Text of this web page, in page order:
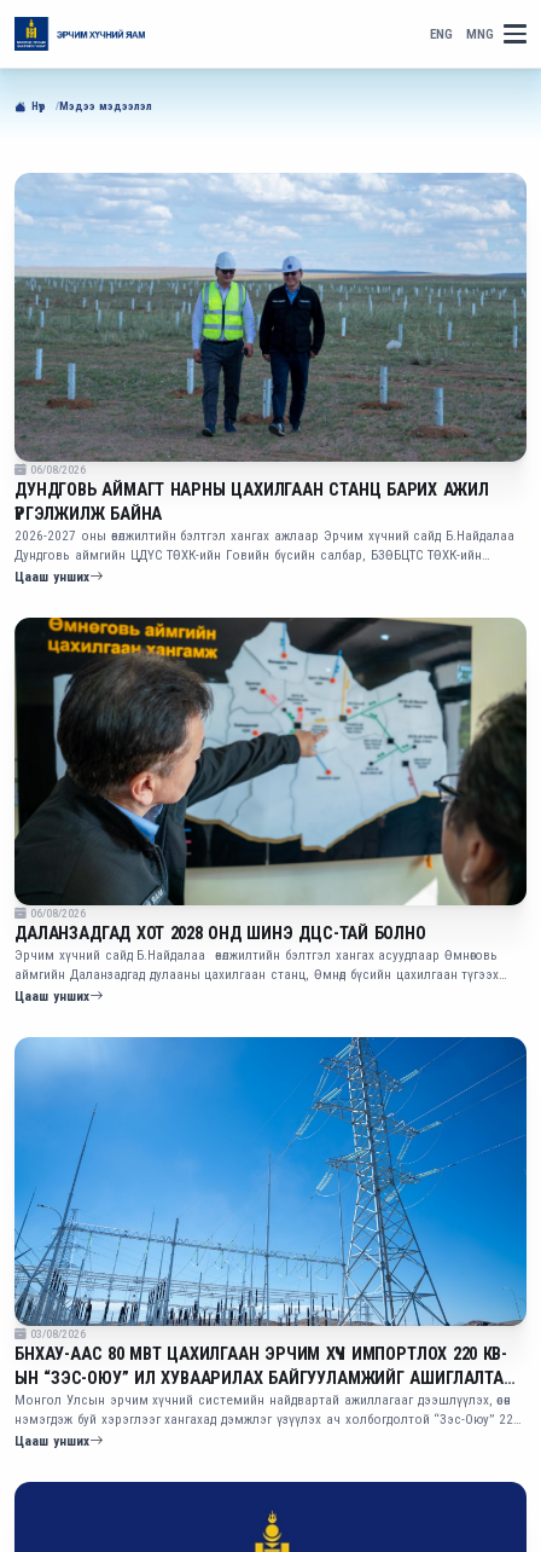
ENG MNG
Нүүр Мэдээ мэдээлэл
06/08/2026
ДУНДГОВЬ АЙМАГТ НАРНЫ ЦАХИЛГААН СТАНЦ БАРИХ АЖИЛ
ҮРГЭЛЖИЛЖ БАЙНА
2026-2027 оны өвөлжилтийн бэлтгэл хангах ажлаар Эрчим хүчний сайд Б.Найдалаа
Дундговь аймгийн ЦДҮС ТӨХК-ийн Говийн бүсийн салбар, БЗӨБЦТС ТӨХК-ийн
Дундговь салбарт ажиллалаа.
Цааш унших
06/08/2026
ДАЛАНЗАДГАД ХОТ 2028 ОНД ШИНЭ ДЦС-ТАЙ БОЛНО
Эрчим хүчний сайд Б.Найдалаа өвөлжилтийн бэлтгэл хангах асуудлаар Өмнөговь
аймгийн Даланзадгад дулааны цахилгаан станц, Өмнөд бүсийн цахилгаан түгээх
сүлжээ ТӨХК-д ажиллав
Цааш унших
03/08/2026
БНХАУ-ААС 80 МВТ ЦАХИЛГААН ЭРЧИМ ХҮЧ ИМПОРТЛОХ 220 КВ-
ЫН “ЗЭС-ОЮУ” ИЛ ХУВААРИЛАХ БАЙГУУЛАМЖИЙГ АШИГЛАЛТАД
ОРУУЛЛАА
Монгол Улсын эрчим хүчний системийн найдвартай ажиллагааг дээшлүүлэх, өсөн
нэмэгдэж буй хэрэглээг хангахад дэмжлэг үзүүлэх ач холбогдолтой “Зэс-Оюу” 220
кВ-ын ил хуваарилах байгууламжийг өнөөдөр (2026.08.03) Өмнөговь аймаг
Цааш унших